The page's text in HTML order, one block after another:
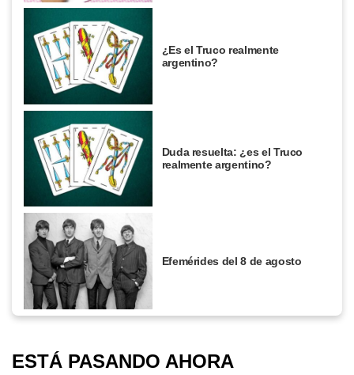
¿Es el Truco realmente
argentino?
Duda resuelta: ¿es el Truco
realmente argentino?
Efemérides del 8 de agosto
ESTÁ PASANDO AHORA